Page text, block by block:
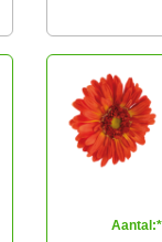
Aantal:*